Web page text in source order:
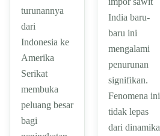
turunannya
dari
Indonesia ke
Amerika
Serikat
membuka
peluang besar
bagi
India baru-
baru ini
mengalami
penurunan
signifikan.
Fenomena ini
tidak lepas
dari dinamika